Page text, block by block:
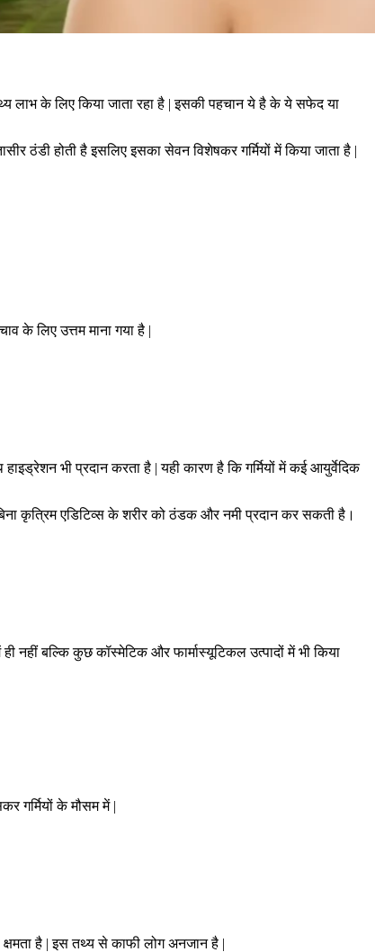
लाभ के लिए किया जाता रहा है | इसकी पहचान ये है के ये सफेद या
ठंडी होती है इसलिए इसका सेवन विशेषकर गर्मियों में किया जाता है |
के लिए उत्तम माना गया है |
भी प्रदान करता है | यही कारण है कि गर्मियों में कई आयुर्वेदिक
कृत्रिम एडिटिव्स के शरीर को ठंडक और नमी प्रदान कर सकती है।
नहीं बल्कि कुछ कॉस्मेटिक और फार्मास्यूटिकल उत्पादों में भी किया
गर्मियों के मौसम में |
है | इस तथ्य से काफी लोग अनजान है |